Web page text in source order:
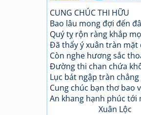
CUNG CHÚC THI HỮU
Bao lâu mong đợi đến
Quý tỵ rộn ràng khắp
Đã thấy ý xuân tràn mặt
Còn nghe hương sắc
Đường thi chan chứa
Lục bát ngập tràn
Cung chúc bạn thơ bao
An khang hạnh phúc tới
Xuân Lộc